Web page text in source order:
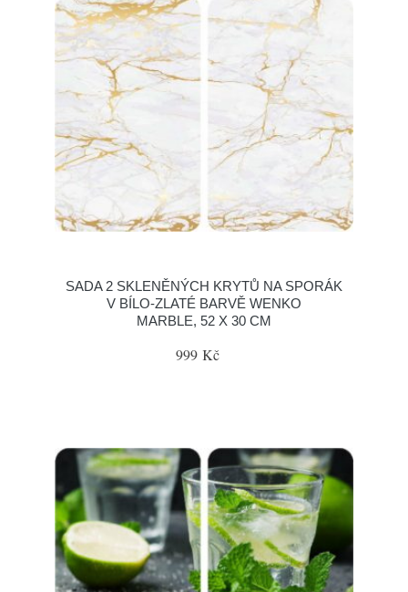
SADA 2 SKLENĚNÝCH KRYTŮ NA SPORÁK
V BÍLO-ZLATÉ BARVĚ WENKO
MARBLE, 52 X 30 CM
999 Kč